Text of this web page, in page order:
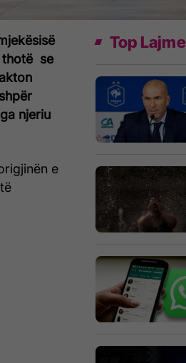
thotë se
njeriu
e
Top Lajme